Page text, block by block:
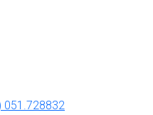
051.728832